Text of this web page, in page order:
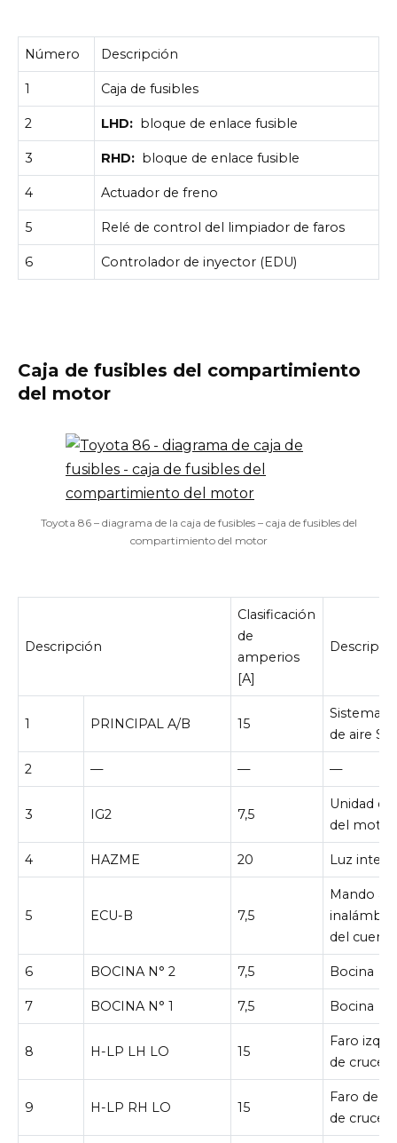
Número Descripción
1 Caja de fusibles
2 LHD: bloque de enlace fusible
3 RHD: bloque de enlace fusible
4 Actuador de freno
5 Relé de control del limpiador de faros
6 Controlador de inyector (EDU)
Caja de fusibles del compartimiento
del motor
Toyota 86 – diagrama de la caja de fusibles – caja de fusibles del
compartimiento del motor
Descripción
Clasificación
de
amperios
[A]
1 PRINCIPAL A/B 15
Sistema
de aire
2 — — —
3 IG2 7,5
Unidad
del motor
4 HAZME 20 Luz
5 ECU-B 7,5
Mando a
del
6 BOCINA N° 2 7,5 Bocina
7 BOCINA N° 1 7,5 Bocina
8 H-LP LH LO 15
Faro
de cruce)
9 H-LP RH LO 15
Faro
de cruce)